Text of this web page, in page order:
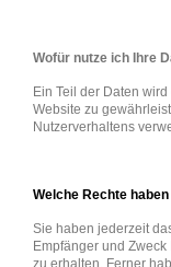
Wofür nutze ich Ihre
Ein Teil der Daten
Website zu
Nutzerverhaltens
Welche Rechte
Sie haben jederzeit
Empfänger und
zu erhalten. Ferner